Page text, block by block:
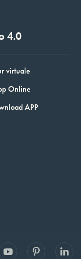
4.0
virtuale
Online
APP